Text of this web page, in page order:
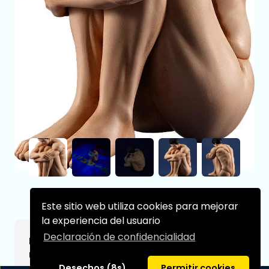
Este sitio web utiliza cookies para mejorar
la experiencia del usuario
Declaración de confidencialidad
Bang Brave Bang Braver Estatua PVC Pop
Up Parade Swacchao! Isami Ao 8 cm